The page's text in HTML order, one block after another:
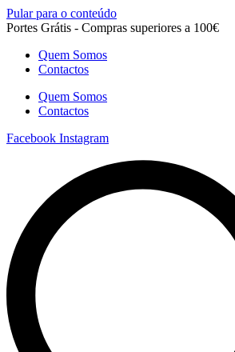
Pular para o conteúdo
Portes Grátis - Compras superiores a 100€
Quem Somos
Contactos
Quem Somos
Contactos
Facebook Instagram